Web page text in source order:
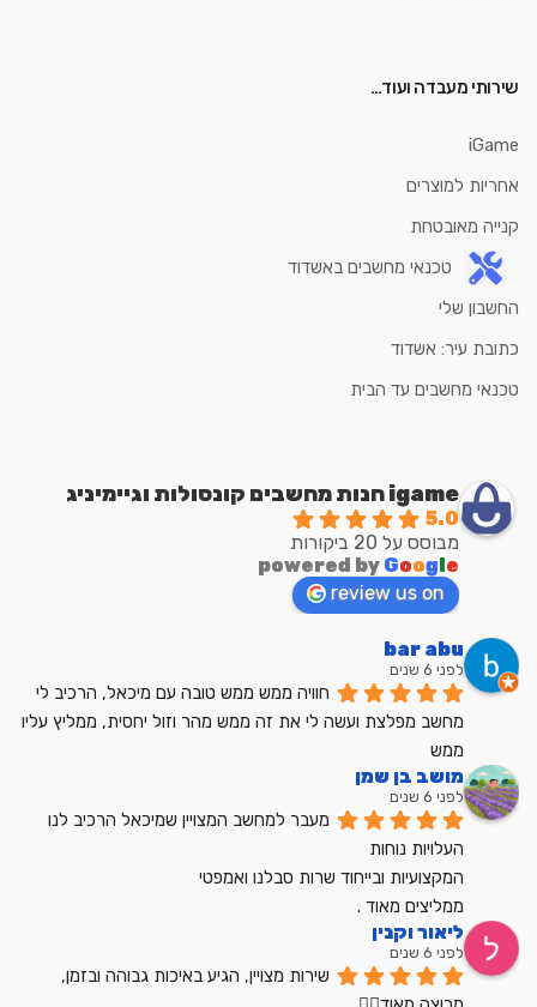
שירותי מעבדה ועוד…
iGame
אחריות למוצרים
קנייה מאובטחת
טכנאי מחשבים באשדוד
החשבון שלי
כתובת עיר: אשדוד
טכנאי מחשבים עד הבית
igame חנות מחשבים קונסולות וגיימיניג
5.0
מבוסס על 20 ביקורות
powered by Google
review us on
bar abu
לפני 6 שנים
ממש
מושב בן שמן
לפני 6 שנים
מעבר למחשב המצויין שמיכאל הרכיב לנו
העלויות נוחות
המקצועיות ובייחוד שרות סבלנו ואמפטי
ממליצים מאוד .
ליאור וקנין
לפני 6 שנים